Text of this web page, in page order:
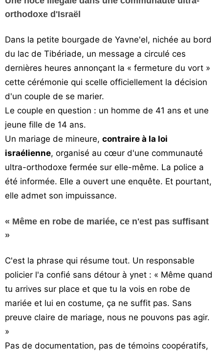
Vos
Les
bonnes
adresses
orthodoxe d'Israël
Dans la petite bourgade de Yavne'el, nichée au bord
du lac de Tibériade, un message a circulé ces
dernières heures annonçant la « fermeture du vort »
cette cérémonie qui scelle officiellement la décision
d'un couple de se marier.
Le couple en question : un homme de 41 ans et une
jeune fille de 14 ans.
Un mariage de mineure, contraire à la loi
israélienne, organisé au cœur d'une communauté
ultra-orthodoxe fermée sur elle-même. La police a
été informée. Elle a ouvert une enquête. Et pourtant,
elle admet son impuissance.
« Même en robe de mariée, ce n'est pas suffisant
»
C'est la phrase qui résume tout. Un responsable
policier l'a confié sans détour à ynet : « Même quand
tu arrives sur place et que tu la vois en robe de
mariée et lui en costume, ça ne suffit pas. Sans
preuve claire de mariage, nous ne pouvons pas agir.
»
Pas de documentation, pas de témoins coopératifs,